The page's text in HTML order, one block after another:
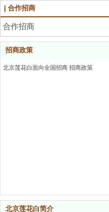
合作招商
合作招商
招商政策
北京莲花白面向全国招商 招商政策
北京莲花白简介